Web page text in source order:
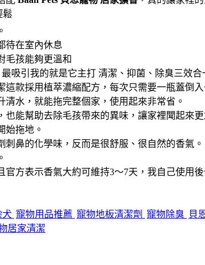
鬆
待在室內休息
毛孩能夠更溫和
最吸引我的就是它主打 清潔、抑菌、除臭三效合
款採用植萃濃縮配方，每次只需要一瓶蓋倒
水，就能拖完整個家，使用起來非常省。
能幫助去除毛孩帶來的異味，讓家裡聞起來更
始拖地。
鼻的化學味，反而是很舒服、很自然的香氣。
方表示香氣大約可維持3～7天，我自己使用
犬 寵物用品推薦 寵物地板清潔劑 寵物除臭 貝
居家清潔